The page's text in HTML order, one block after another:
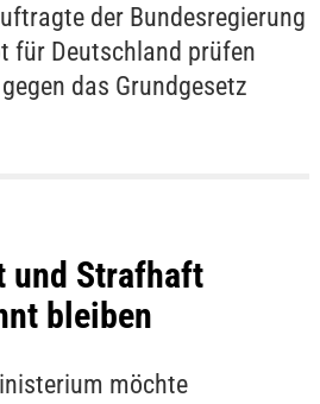
der Bundesregierung
für Deutschland prüfen
das Grundgesetz
und Strafhaft
bleiben
möchte